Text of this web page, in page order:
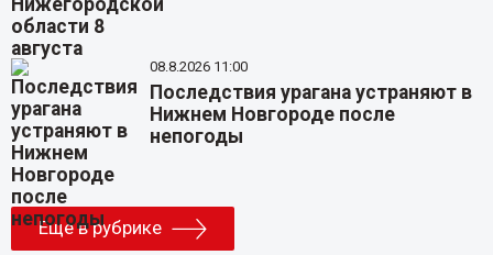
08.8.2026 11:00
Последствия урагана устраняют в
Нижнем Новгороде после
непогоды
Еще в рубрике